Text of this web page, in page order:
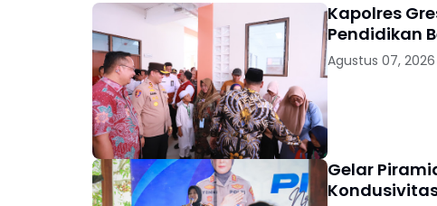
Kapolres
Pendidikan
Agustus 07, 2026
Gelar